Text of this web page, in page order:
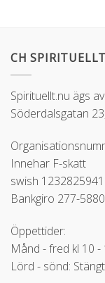
CH SPIRITUELLT
Spirituellt.nu ägs
Söderdalsgatan
Innehar F-skatt
swish 1232825941
Bankgiro 277-5880
Öppettider:
Månd - fred kl 10 -
Lörd - sönd: Stängt